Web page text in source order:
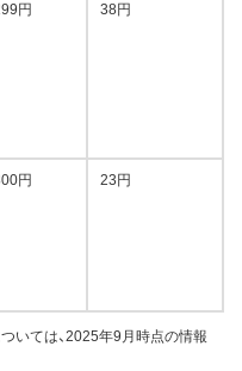
円 38円
円 23円
いては、2025年9月時点の情報